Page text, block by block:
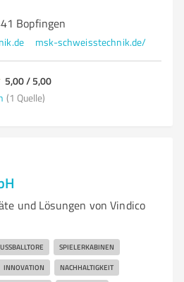
Bopfingen
msk-schweisstechnik.de/
5,00 / 5,00
(1 Quelle)
und Lösungen von Vindico
SPIELERKABINEN
INNOVATION NACHHALTIGKEIT